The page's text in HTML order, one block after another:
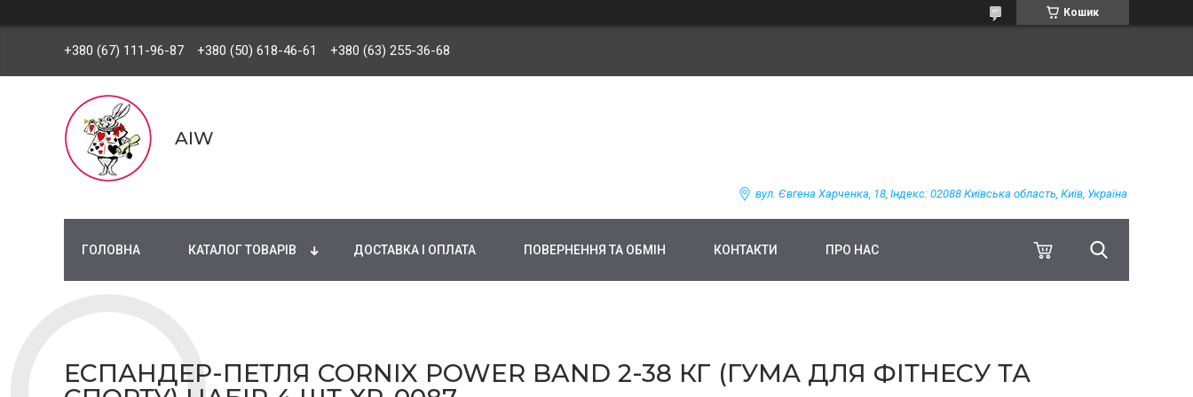
Кошик
+380 (67) 111-96-87 +380 (50) 618-46-61 +380 (63) 255-36-68
AIW
вул. Євгена Харченка, 18, Індекс: 02088 Київська область, Київ, Україна
ГОЛОВНА КАТАЛОГ ТОВАРІВ ДОСТАВКА І ОПЛАТА ПОВЕРНЕННЯ ТА ОБМІН КОНТАКТИ ПРО НАС
ЕСПАНДЕР-ПЕТЛЯ CORNIX POWER BAND 2-38 КГ (ГУМА ДЛЯ ФІТНЕСУ ТА